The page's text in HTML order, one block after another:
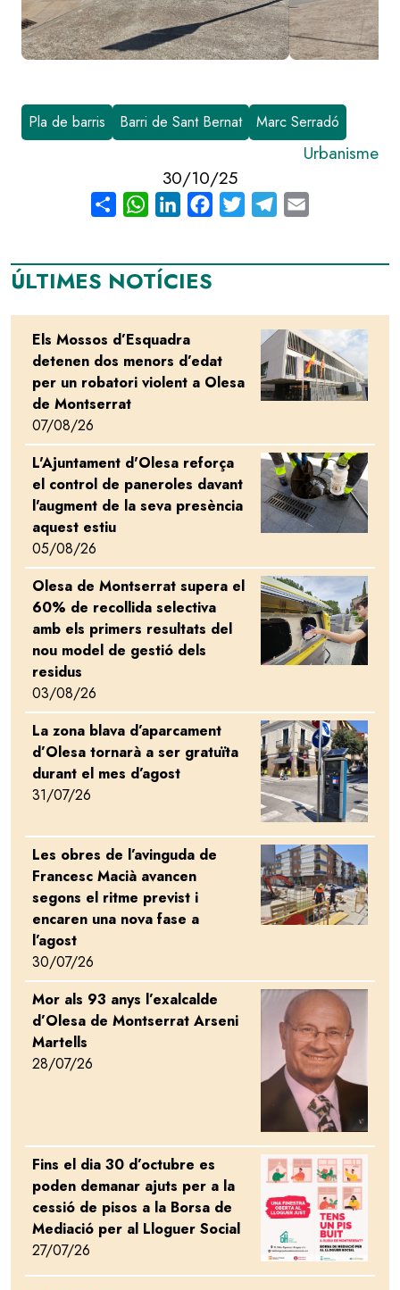
Pla de barris Barri de Sant Bernat Marc Serradó
Urbanisme
30/10/25
Share WhatsAppLinkedInFacebook
Twitter Telegram
ÚLTIMES NOTÍCIES
Els Mossos d’Esquadra
detenen dos menors d’edat
per un robatori violent a Olesa
de Montserrat
07/08/26
Image
L'Ajuntament d'Olesa reforça
el control de paneroles davant
l'augment de la seva presència
aquest estiu
05/08/26
Image
Olesa de Montserrat supera el
60% de recollida selectiva
amb els primers resultats del
nou model de gestió dels
residus
03/08/26
Image
La zona blava d’aparcament
d’Olesa tornarà a ser gratuïta
durant el mes d’agost
31/07/26
Image
Les obres de l’avinguda de
Francesc Macià avancen
segons el ritme previst i
encaren una nova fase a
l’agost
30/07/26
Image
Mor als 93 anys l’exalcalde
d’Olesa de Montserrat Arseni
Martells
28/07/26
Image
Fins el dia 30 d’octubre es
poden demanar ajuts per a la
cessió de pisos a la Borsa de
Mediació per al Lloguer Social
27/07/26
Image